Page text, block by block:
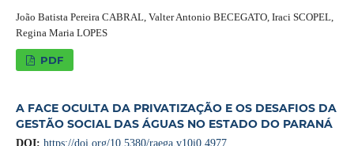
João Batista Pereira CABRAL, Valter Antonio BECEGATO, Iraci SCOPEL,
Regina Maria LOPES
PDF
A FACE OCULTA DA PRIVATIZAÇÃO E OS DESAFIOS DA
GESTÃO SOCIAL DAS ÁGUAS NO ESTADO DO PARANÁ
DOI: https://doi.org/10.5380/raega.v10i0.4977